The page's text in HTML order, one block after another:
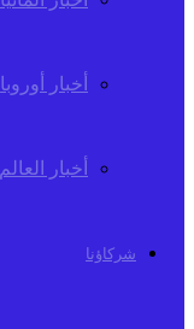
أخبار أوروبا
أخبار العالم
شركاؤنا